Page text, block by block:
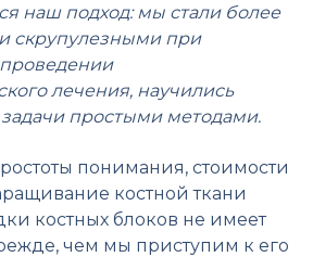
наш подход: мы стали более
скрупулезными при
лечения, научились
простыми методами.
понимания, стоимости
костной ткани
костных блоков не имеет
чем мы приступим к его